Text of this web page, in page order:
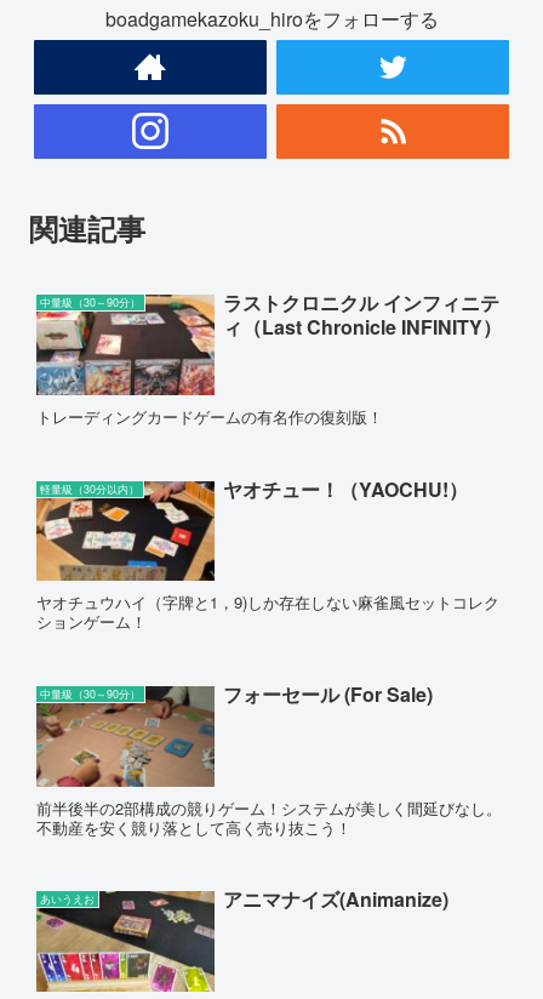
boadgamekazoku_hiroをフォローする
関連記事
中量級（30～90分）
ラストクロニクル インフィニテ
ィ（Last Chronicle INFINITY）
トレーディングカードゲームの有名作の復刻版！
軽量級（30分以内） ヤオチュー！（YAOCHU!）
ヤオチュウハイ（字牌と1，9)しか存在しない麻雀風セットコレク
ションゲーム！
中量級（30～90分） フォーセール (For Sale)
前半後半の2部構成の競りゲーム！システムが美しく間延びなし。
不動産を安く競り落として高く売り抜こう！
あいうえお アニマナイズ(Animanize)